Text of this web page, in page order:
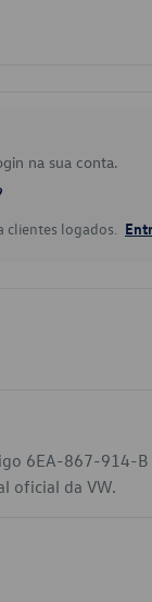
na sua conta.
clientes logados.
6EA-867-914-
oficial da VW.